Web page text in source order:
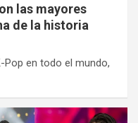
las mayores
de la historia
Pop en todo el mundo,